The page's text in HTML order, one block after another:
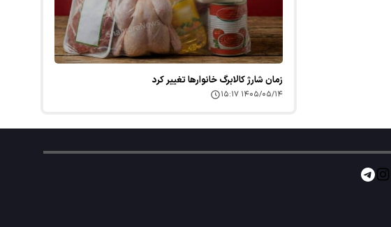
زمان شارژ کالابرگ خانوارها تغییر کرد
۱۴۰۵/۰۵/۱۴ ۱۵:۱۷